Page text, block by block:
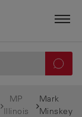
MP
Illinois
Mark
Minskey